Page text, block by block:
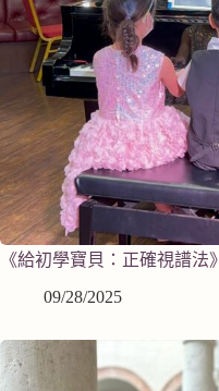
《給初學寶貝：正確視譜法》
09/28/2025